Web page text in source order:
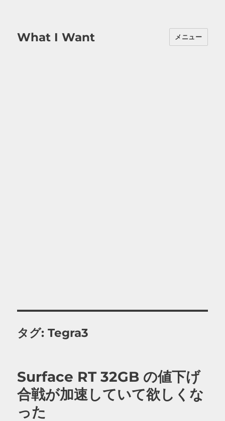
What I Want メニュー
タグ:Tegra3
Surface RT 32GB の値下げ
合戦が加速していて欲しくな
った